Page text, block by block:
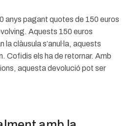
anys pagant quotes de 150 euros
Aquests 150 euros
clàusula s’anul·la, aquests
Cofidis els ha de retornar. Amb
aquesta devolució pot ser